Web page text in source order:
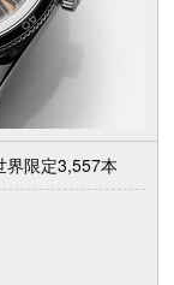
限定3,557本